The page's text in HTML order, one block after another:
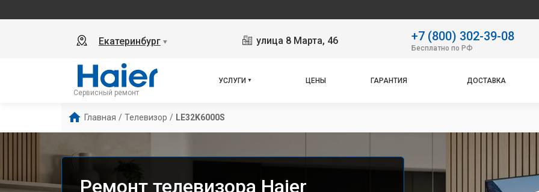
Екатеринбург ▼ улица 8 Марта, 46 +7 (800) 302-39-08
Бесплатно по РФ
Сервисный ремонт
УСЛУГИ ЦЕНЫ ГАРАНТИЯ ДОСТАВКА
Главная / Телевизор / LE32K6000S
Ремонт телевизора Haier